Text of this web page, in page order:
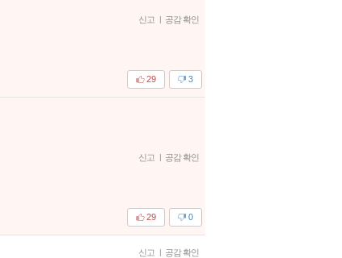
신고 | 공감 확인
3
29
신고 | 공감 확인
0
29
신고 | 공감 확인